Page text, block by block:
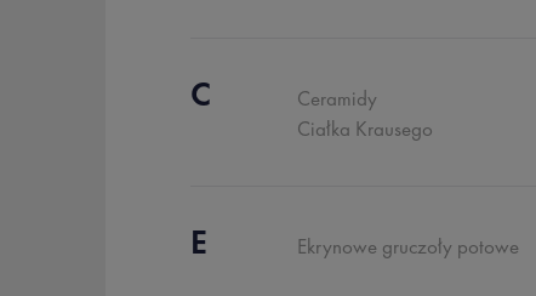
C
Ceramidy
Ciałka Krausego
E Ekrynowe gruczoły potowe